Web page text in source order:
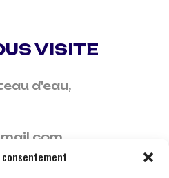
VISITE
d'eau,